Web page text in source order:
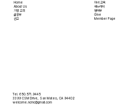
Home
About Us
​가정 교회
​삶공부
​선교
자녀 교육
새누리터
영어부
Give
Member Page
Tel. 650.571.9445
3399 CSM Drive, San Mateo, CA 94402
welcome.ncmc@gmail.com